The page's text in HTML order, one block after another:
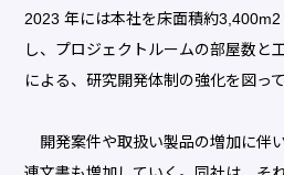
2023 年には本社を床面積約
し、プロジェクトルームの部屋数と
による、研究開発体制の強化を図って
開発案件や取扱い製品の増加に伴